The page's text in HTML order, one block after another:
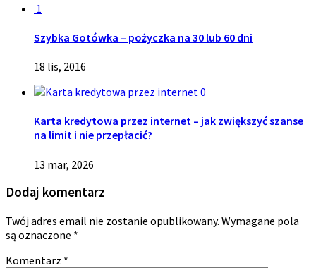
1
Szybka Gotówka – pożyczka na 30 lub 60 dni
18 lis, 2016
0
Karta kredytowa przez internet – jak zwiększyć szanse
na limit i nie przepłacić?
13 mar, 2026
Dodaj komentarz
Twój adres email nie zostanie opublikowany. Wymagane pola
są oznaczone *
Komentarz *